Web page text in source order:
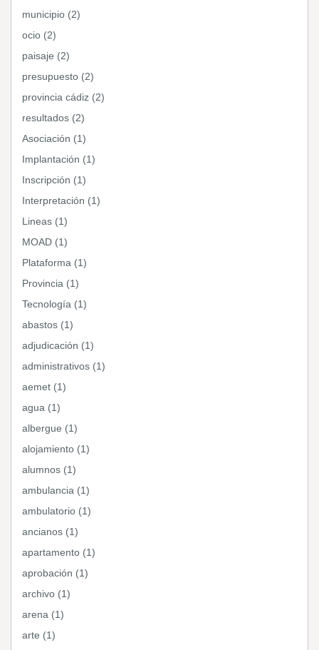
municipio (2)
ocio (2)
paisaje (2)
presupuesto (2)
provincia cádiz (2)
resultados (2)
Asociación (1)
Implantación (1)
Inscripción (1)
Interpretación (1)
Lineas (1)
MOAD (1)
Plataforma (1)
Provincia (1)
Tecnología (1)
abastos (1)
adjudicación (1)
administrativos (1)
aemet (1)
agua (1)
albergue (1)
alojamiento (1)
alumnos (1)
ambulancia (1)
ambulatorio (1)
ancianos (1)
apartamento (1)
aprobación (1)
archivo (1)
arena (1)
arte (1)